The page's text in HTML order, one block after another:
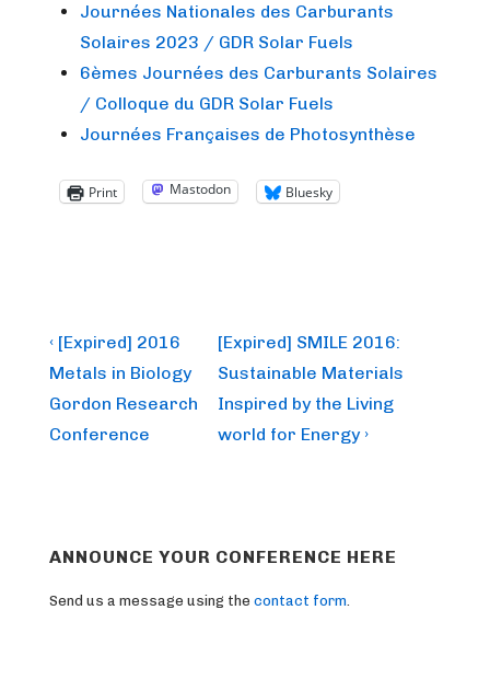
Journées Nationales des Carburants
Solaires 2023 / GDR Solar Fuels
6èmes Journées des Carburants Solaires
/ Colloque du GDR Solar Fuels
Journées Françaises de Photosynthèse
Print Mastodon Bluesky
Post
navigation
Previous
Post
is
‹ [Expired] 2016
Metals in Biology
Gordon Research
Conference
Next
Post
is
[Expired] SMILE 2016:
Sustainable Materials
Inspired by the Living
world for Energy ›
ANNOUNCE YOUR CONFERENCE HERE
Send us a message using the contact form